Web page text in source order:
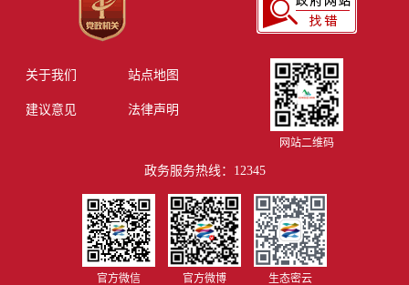
关于我们 站点地图
建议意见 法律声明
网站二维码
政务服务热线：12345
官方微信 官方微博 生态密云